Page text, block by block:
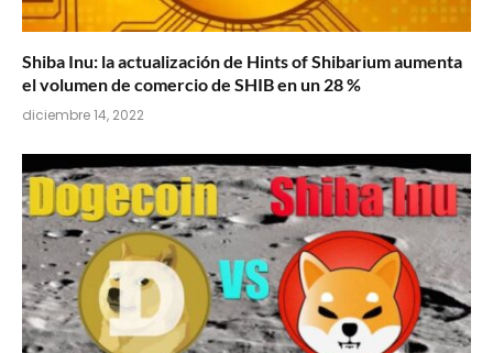
Shiba Inu: la actualización de Hints of Shibarium aumenta
el volumen de comercio de SHIB en un 28 %
diciembre 14, 2022